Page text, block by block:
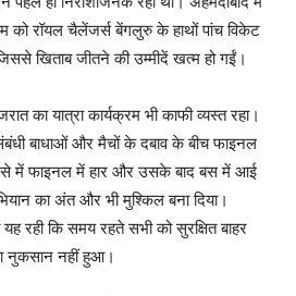
रॉयल चैलेंजर्स बेंगलुरु के हाथों पांच विकेट
खिताब जीतने की उम्मीदें खत्म हो गईं।
का यात्रा कार्यक्रम भी काफी व्यस्त रहा।
बाधाओं और मैचों के दबाव के बीच फाइनल
में फाइनल में हार और उसके बाद बस में आई
का अंत और भी मुश्किल बना दिया।
रही कि समय रहते सभी को सुरक्षित बाहर
नुकसान नहीं हुआ।